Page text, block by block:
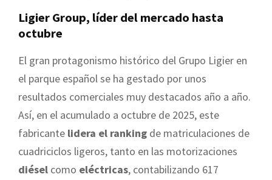
Ligier Group, líder del mercado hasta
octubre
El gran protagonismo histórico del Grupo Ligier en
el parque español se ha gestado por unos
resultados comerciales muy destacados año a año.
Así, en el acumulado a octubre de 2025, este
fabricante lidera el ranking de matriculaciones de
cuadriciclos ligeros, tanto en las motorizaciones
diésel como eléctricas, contabilizando 617